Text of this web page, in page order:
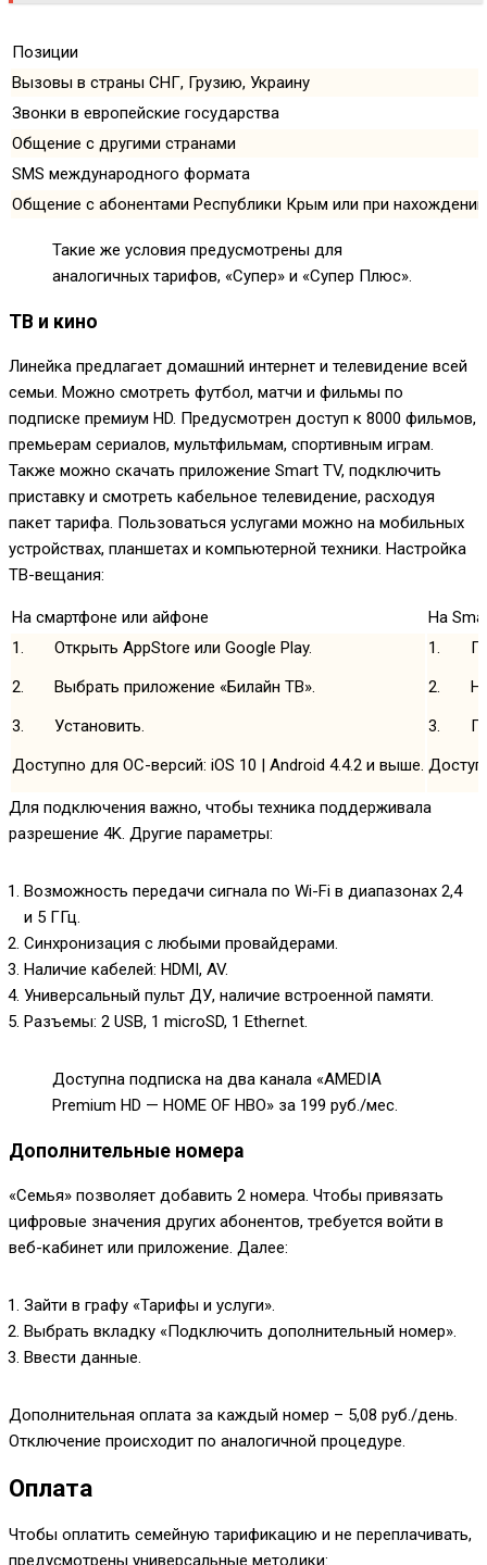
Позиции
Вызовы в страны СНГ, Грузию, Украину
Звонки в европейские государства
Общение с другими странами
SMS международного формата
Общение с абонентами Республики Крым или при
Такие же условия предусмотрены для
аналогичных тарифов, «Супер» и «Супер Плюс».
ТВ и кино
Линейка предлагает домашний интернет и телевидение всей
семьи. Можно смотреть футбол, матчи и фильмы по
подписке премиум HD. Предусмотрен доступ к 8000 фильмов,
премьерам сериалов, мультфильмам, спортивным играм.
Также можно скачать приложение Smart TV, подключить
приставку и смотреть кабельное телевидение, расходуя
пакет тарифа. Пользоваться услугами можно на мобильных
устройствах, планшетах и компьютерной техники. Настройка
ТВ-вещания:
На смартфоне или айфоне
На
1. Открыть AppStore или Google Play.
2. Выбрать приложение «Билайн ТВ».
3. Установить.
Доступно для ОС-версий: iOS 10 | Android 4.4.2 и выше.
1.
2.
3.
Для подключения важно, чтобы техника поддерживала
разрешение 4K. Другие параметры:
Возможность передачи сигнала по Wi-Fi в диапазонах 2,4
и 5 ГГц.
Синхронизация с любыми провайдерами.
Наличие кабелей: HDMI, AV.
Универсальный пульт ДУ, наличие встроенной памяти.
Разъемы: 2 USB, 1 microSD, 1 Ethernet.
Доступна подписка на два канала «AMEDIA
Premium HD — HOME OF HBO» за 199 руб./мес.
Дополнительные номера
«Семья» позволяет добавить 2 номера. Чтобы привязать
цифровые значения других абонентов, требуется войти в
веб-кабинет или приложение. Далее:
Зайти в графу «Тарифы и услуги».
Выбрать вкладку «Подключить дополнительный номер».
Ввести данные.
Дополнительная оплата за каждый номер – 5,08 руб./день.
Отключение происходит по аналогичной процедуре.
Оплата
Чтобы оплатить семейную тарификацию и не переплачивать,
предусмотрены универсальные методики: